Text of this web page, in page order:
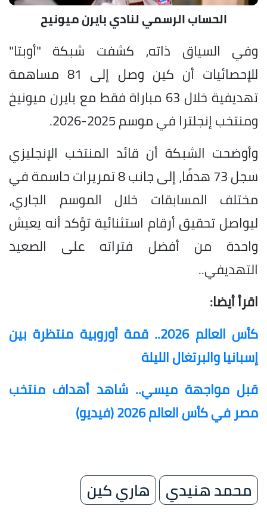
الحساب الرسمي لنادي بايرن ميونيح
وفي السياق ذاته، كشفت شبكة "أوبتا"
للإحصائيات أن كين وصل إلى 81 مساهمة
تهديفية خلال 63 مباراة فقط مع بايرن ميونيخ
ومنتخب إنجلترا في موسم 2025-2026.
وأوضحت الشبكة أن قائد المنتخب الإنجليزي
سجل 73 هدفًا، إلى جانب 8 تمريرات حاسمة في
مختلف المسابقات خلال الموسم الجاري،
ليواصل تحقيق أرقام استثنائية تؤكد أنه يعيش
واحدة من أفضل فتراته على الصعيد
التهديفي..
اقرأ أيضا:
كأس العالم 2026.. قمة أوروبية منتظرة بين
إسبانيا والبرتغال الليلة
قبل مواجهة ميسي.. شاهد أهداف منتخب
مصر في كأس العالم 2026 (فيديو)
محمد هنيدي
هاري كين